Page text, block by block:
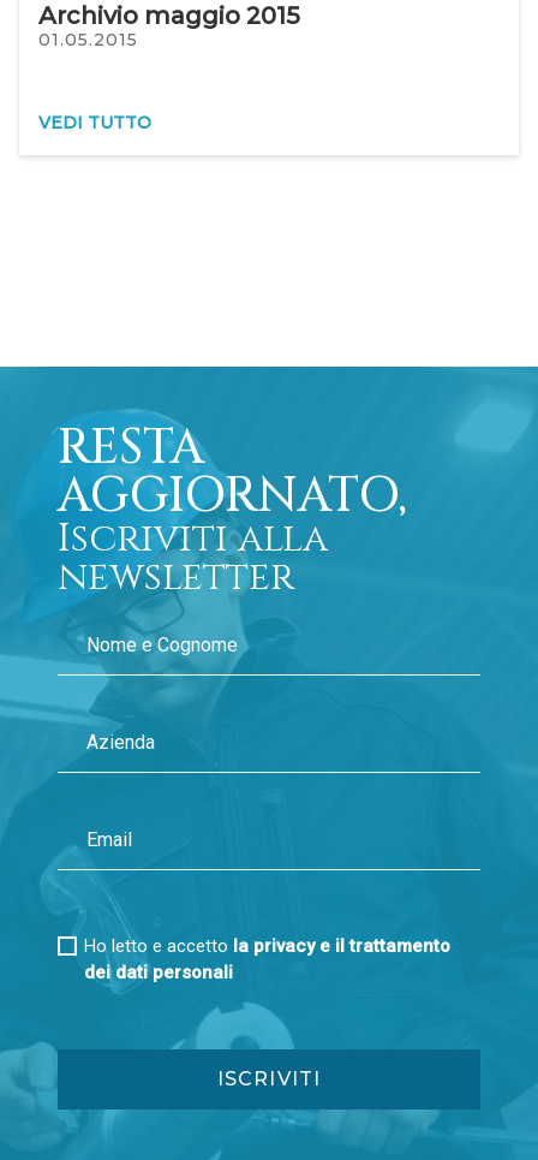
Archivio maggio 2015
01.05.2015
VEDI TUTTO
RESTA
AGGIORNATO,
Iscriviti alla
newsletter
Ho letto e accetto la privacy e il trattamento
dei dati personali